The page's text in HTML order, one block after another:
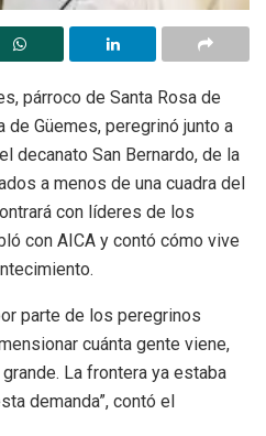
párroco de Santa Rosa de
de Güemes, peregrinó junto a
decanato San Bernardo, de la
a menos de una cuadra del
con líderes de los
con AICA y contó cómo vive
parte de los peregrinos
cuánta gente viene,
La frontera ya estaba
demanda”, contó el